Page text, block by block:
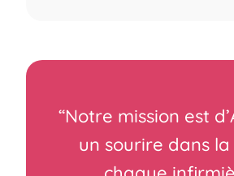
“Notre mission est
un sourire dans